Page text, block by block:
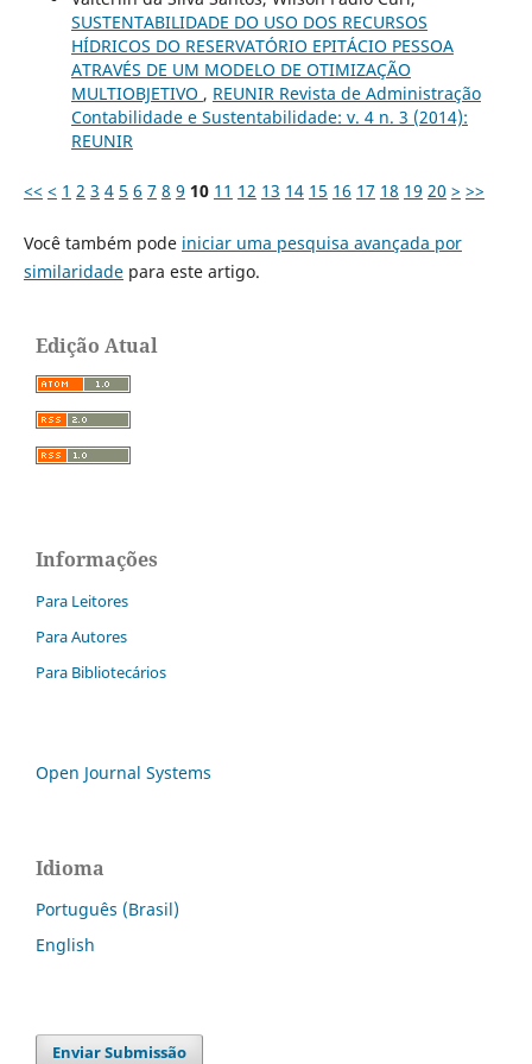
SUSTENTABILIDADE DO USO DOS RECURSOS
HÍDRICOS DO RESERVATÓRIO EPITÁCIO PESSOA
ATRAVÉS DE UM MODELO DE OTIMIZAÇÃO
MULTIOBJETIVO , REUNIR Revista de Administração
Contabilidade e Sustentabilidade: v. 4 n. 3 (2014):
REUNIR
<< < 1 2 3 4 5 6 7 8 9 10 11 12 13 14 15 16 17 18 19 20 > >>
Você também pode iniciar uma pesquisa avançada por
similaridadepara este artigo.
Edição Atual
Informações
Para Leitores
Para Autores
Para Bibliotecários
Open Journal Systems
Idioma
Português (Brasil)
English
Enviar Submissão